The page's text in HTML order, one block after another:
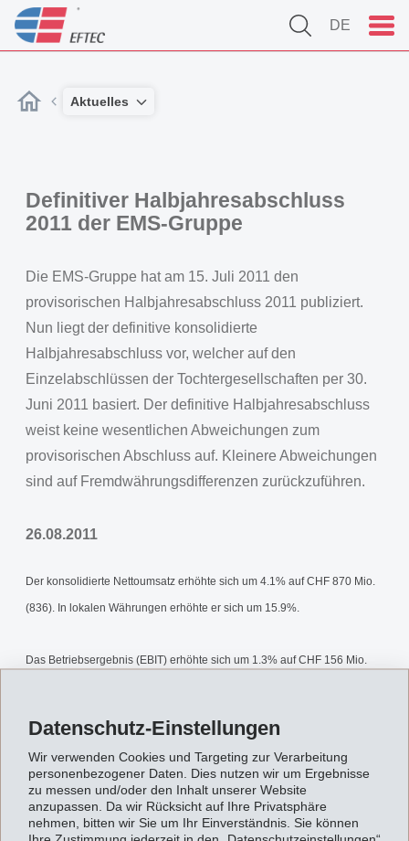
Datenschutz-Einstellungen
Wir verwenden Cookies und Targeting zur Verarbeitung
personenbezogener Daten. Dies nutzen wir um Ergebnisse
zu messen und/oder den Inhalt unserer Website
anzupassen. Da wir Rücksicht auf Ihre Privatsphäre
nehmen, bitten wir Sie um Ihr Einverständnis. Sie können
DE
Aktuelles
Definitiver Halbjahresabschluss
2011 der EMS-Gruppe
Die EMS-Gruppe hat am 15. Juli 2011 den
provisorischen Halbjahresabschluss 2011 publiziert.
Nun liegt der definitive konsolidierte
Halbjahresabschluss vor, welcher auf den
Einzelabschlüssen der Tochtergesellschaften per 30.
Juni 2011 basiert. Der definitive Halbjahresabschluss
weist keine wesentlichen Abweichungen zum
provisorischen Abschluss auf. Kleinere Abweichungen
sind auf Fremdwährungsdifferenzen zurückzuführen.
26.08.2011
Der konsolidierte Nettoumsatz erhöhte sich um 4.1% auf CHF 870 Mio.
(836). In lokalen Währungen erhöhte er sich um 15.9%.
Das Betriebsergebnis (EBIT) erhöhte sich um 1.3% auf CHF 156 Mio.
Das Finanzergebnis betrug CHF 2 Mio. (2).
Der Nettogewinn für das erste Halbjahr 2011 belief sich auf CHF 129
Mio. (128) und 0.9% über Vorjahr.